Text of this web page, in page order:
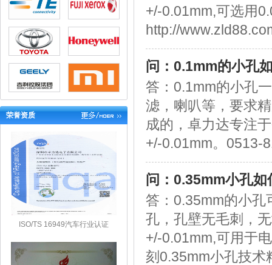
荣誉资质
ISO/TS 16949汽车行业认证
+/-0.01mm,可选用
http://
问：0.1mm的小孔
答：0.1mm的小孔
滤，喇叭等，要求
成的，卓力达专注
+/-0.01mm。0513-
问：0.35mm小孔如
答：0.35mm的小孔
孔，孔壁无毛刺，
+/-0.01mm,可用于
刻0.35mm小孔技